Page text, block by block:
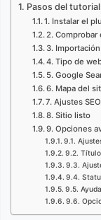
Pasos del
1. Instalar el
2.
3. Importación
4. Tipo de
5. Google
6. Mapa del
7. Ajustes SEO
8. Sitio listo
9. Opciones
9.1.
9.2.
9.3.
9.4.
9.5.
9.6.